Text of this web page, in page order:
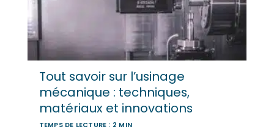
Tout savoir sur l’usinage
mécanique : techniques,
matériaux et innovations
TEMPS DE LECTURE : 2 MIN